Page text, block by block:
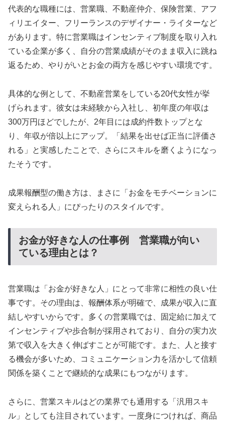
代表的な職種には、営業職、不動産仲介、保険営業、アフ
ィリエイター、フリーランスのデザイナー・ライターなど
があります。特に営業職はインセンティブ制度を取り入れ
ている企業が多く、自分の営業成績がそのまま収入に跳ね
返るため、やりがいとお金の両方を感じやすい環境です。
具体的な例として、不動産営業をしている20代女性が挙
げられます。彼女は未経験から入社し、初年度の年収は
300万円ほどでしたが、2年目には成約件数トップとな
り、年収が倍以上にアップ。「結果を出せば正当に評価さ
れる」と実感したことで、さらにスキルを磨くようになっ
たそうです。
成果報酬型の働き方は、まさに「お金をモチベーションに
変えられる人」にぴったりのスタイルです。
お金が好きな人の仕事例 営業職が向い
ている理由とは？
営業職は「お金が好きな人」にとって非常に相性の良い仕
事です。その理由は、報酬体系が明確で、成果が収入に直
結しやすいからです。多くの営業職では、固定給に加えて
インセンティブや歩合制が採用されており、自分の実力次
第で収入を大きく伸ばすことが可能です。また、人と接す
る機会が多いため、コミュニケーション力を活かして信頼
関係を築くことで継続的な成果にもつながります。
さらに、営業スキルはどの業界でも通用する「汎用スキ
ル」としても注目されています。一度身につければ、商品